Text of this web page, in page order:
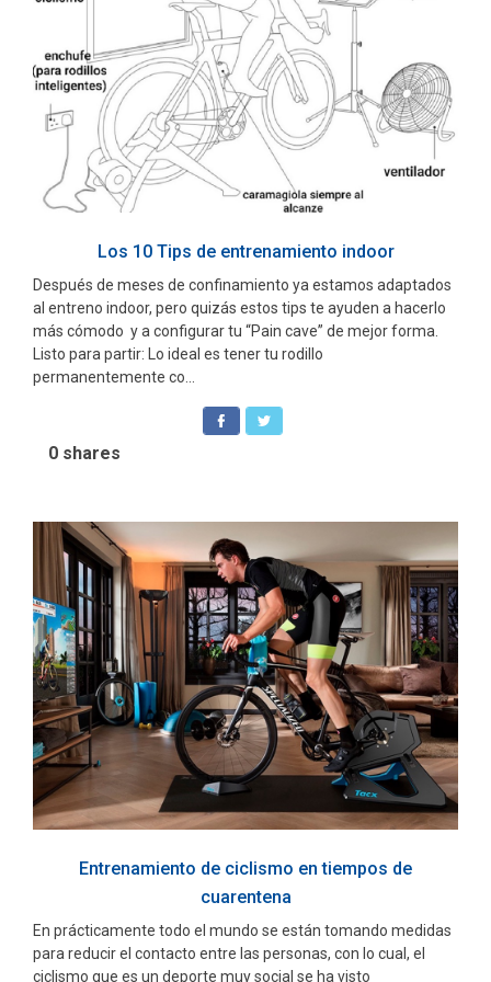
Los 10 Tips de entrenamiento indoor
Después de meses de confinamiento ya estamos adaptados
al entreno indoor, pero quizás estos tips te ayuden a hacerlo
más cómodo y a configurar tu “Pain cave” de mejor forma.
Listo para partir: Lo ideal es tener tu rodillo
permanentemente co...
0 shares
Entrenamiento de ciclismo en tiempos de
cuarentena
En prácticamente todo el mundo se están tomando medidas
para reducir el contacto entre las personas, con lo cual, el
ciclismo que es un deporte muy social se ha visto